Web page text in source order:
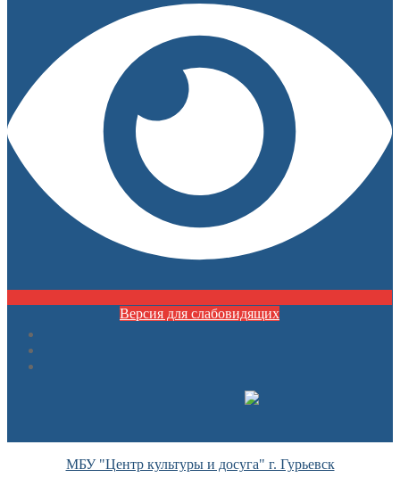
Версия для слабовидящих
МБУ "Центр культуры и досуга" г. Гурьевск